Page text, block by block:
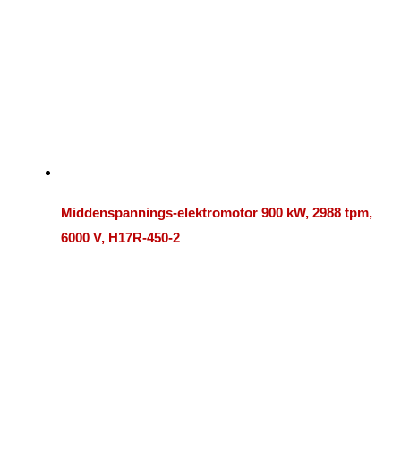
Middenspannings-elektromotor 900 kW, 2988 tpm,
6000 V, H17R-450-2